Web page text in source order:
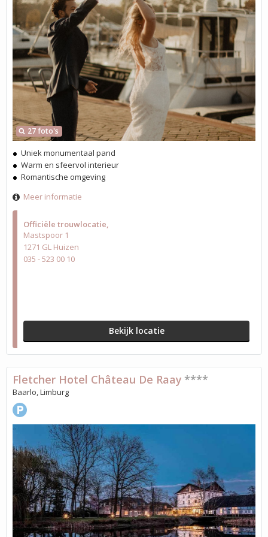
Officiële trouwlocatie
Mastspoor 1
1271 GL Huizen
035 - 523 00 10
Bekijk locatie
27 foto's
Uniek monumentaal pand
Warm en sfeervol interieur
Romantische omgeving
Meer informatie
Fletcher Hotel Château De Raay ****
Baarlo, Limburg